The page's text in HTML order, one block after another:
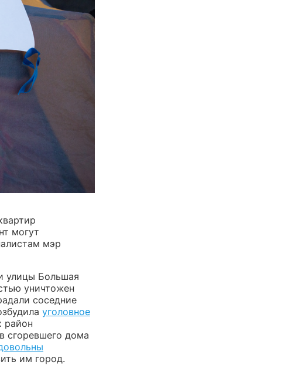
могут
мэр
улицы Большая
уничтожен
соседние
уголовное
район
сгоревшего дома
им город.